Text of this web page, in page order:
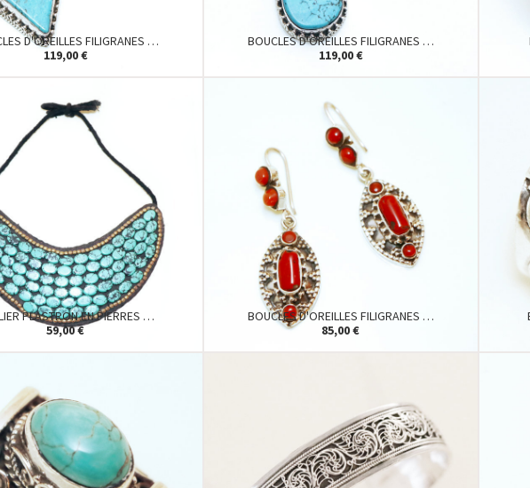
D'OREILLES FILIGRANES …
119,00 €
BOUCLES D'OREILLES FILIGRANES …
119,00 €
PLASTRON EN PIERRES …
59,00 €
BOUCLES D'OREILLES FILIGRANES …
85,00 €